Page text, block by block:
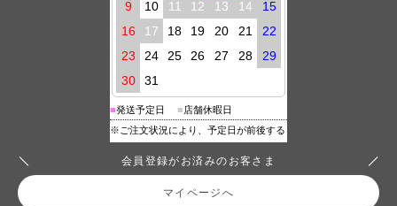
会員登録がお済みのお客さま
マイページへ